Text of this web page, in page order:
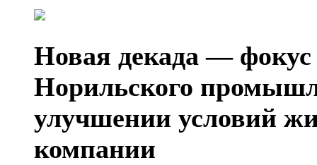
Новая декада — фокус
Норильского
улучшении условий
компании